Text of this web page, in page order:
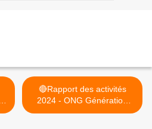
🔴Rapport des activités
2024 - ONG Génération
Ekang >